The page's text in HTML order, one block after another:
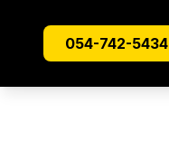
054-742-5434